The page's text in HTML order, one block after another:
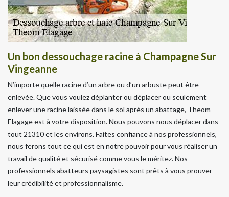
Un bon dessouchage racine à Champagne Sur
Vingeanne
N’importe quelle racine d’un arbre ou d’un arbuste peut être
enlevée. Que vous voulez déplanter ou déplacer ou seulement
enlever une racine laissée dans le sol après un abattage, Theom
Elagage est à votre disposition. Nous pouvons nous déplacer dans
tout 21310 et les environs. Faites confiance à nos professionnels,
nous ferons tout ce qui est en notre pouvoir pour vous réaliser un
travail de qualité et sécurisé comme vous le méritez. Nos
professionnels abatteurs paysagistes sont prêts à vous prouver
leur crédibilité et professionnalisme.